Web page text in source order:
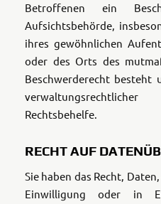
Betroffenen ein
Aufsichtsbehörde,
ihres gewöhnlichen
oder des Orts des
Beschwerderecht besteht
Rechtsbehelfe.
RECHT AUF
Sie haben das Recht,
Einwilligung oder in